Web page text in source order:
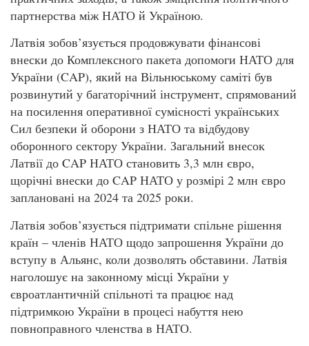
партнерства між НАТО й Україною.
Латвія зобов’язується продовжувати фінансові
внески до Комплексного пакета допомоги НАТО для
України (CAP), який на Вільнюському саміті був
розвинутий у багаторічний інструмент, спрямований
на посилення оперативної сумісності українських
Сил безпеки й оборони з НАТО та відбудову
оборонного сектору України. Загальний внесок
Латвії до CAP НАТО становить 3,3 млн євро,
щорічні внески до CAP НАТО у розмірі 2 млн євро
заплановані на 2024 та 2025 роки.
Латвія зобов’язується підтримати спільне рішення
країн – членів НАТО щодо запрошення України до
вступу в Альянс, коли дозволять обставини. Латвія
наголошує на законному місці України у
євроатлантичній спільноті та працює над
підтримкою України в процесі набуття нею
повноправного членства в НАТО.